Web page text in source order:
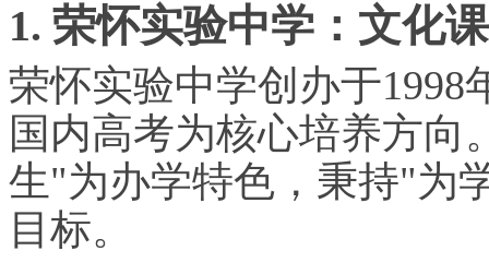
1. 荣怀实验中学：文化
荣怀实验中学创办于1998
国内高考为核心培养方向
生"为办学特色，秉持"为
目标。